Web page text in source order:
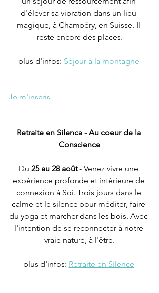
d'élever sa vibration dans un lieu
magique, à Champéry, en Suisse. Il
reste encore des places.
plus d'infos: Séjour à la montagne
Je m'inscris
Retraite en Silence - Au coeur de la
Conscience
Du 25 au 28 août - Venez vivre une
expérience profonde et intérieure de
connexion à Soi. Trois jours dans le
calme et le silence pour méditer, faire
du yoga et marcher dans les bois. Avec
l'intention de se reconnecter à notre
vraie nature, à l'être.
plus d'infos: Retraite en Silence